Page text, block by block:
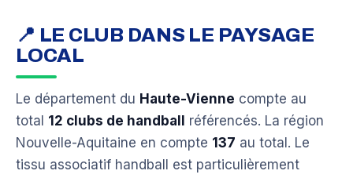
📍 LE CLUB DANS LE PAYSAGE
LOCAL
Le département du Haute-Vienne compte au
total 12 clubs de handball
référencés. La région
Nouvelle-Aquitaine en compte 137 au total. Le
tissu associatif handball est particulièrement